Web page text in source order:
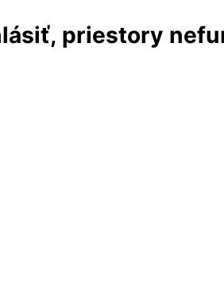
priestory